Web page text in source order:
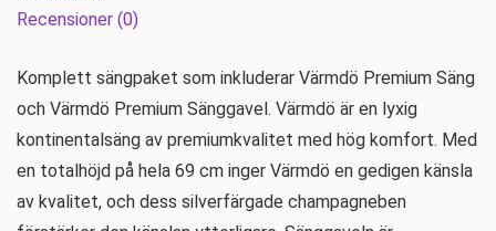
Recensioner (0)
Komplett sängpaket som inkluderar Värmdö Premium Säng
och Värmdö Premium Sänggavel. Värmdö är en lyxig
kontinentalsäng av premiumkvalitet med hög komfort. Med
en totalhöjd på hela 69 cm inger Värmdö en gedigen känsla
av kvalitet, och dess silverfärgade champagneben